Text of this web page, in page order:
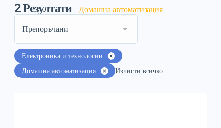
2Резултати
Домашна автоматизация
Препоръчани
Електроника и технологии
Домашна автоматизация
Изчисти всичко